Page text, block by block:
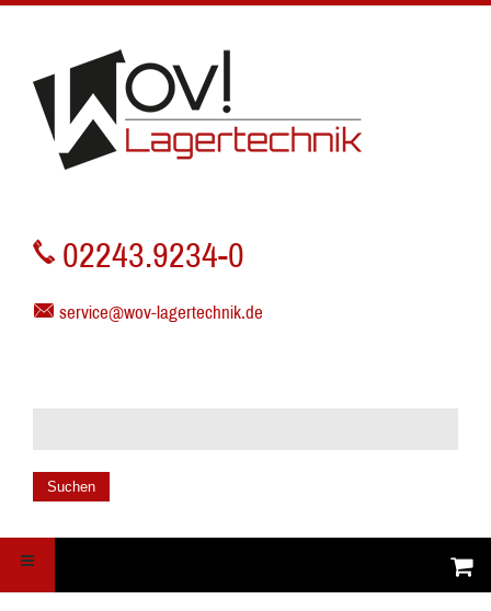
02243.9234-0
service@wov-lagertechnik.de
Suchen